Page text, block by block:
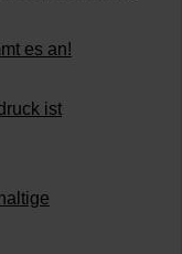
es an!
ist